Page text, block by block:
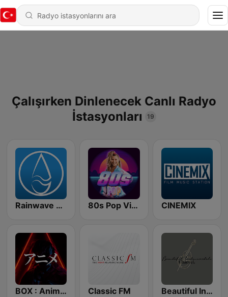
Çalışırken Dinlenecek Canlı Radyo
İstasyonları
19
Rainwave Game Music 80s Pop Vibes CINEMIX
BOX : Anime Radio -アニメラジオ Classic FM Beautiful Instrumentals Channel